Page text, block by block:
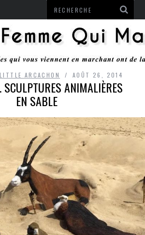
ARCACHON AOÛT 26, 2014
SCULPTURES ANIMALIÈRES
EN SABLE